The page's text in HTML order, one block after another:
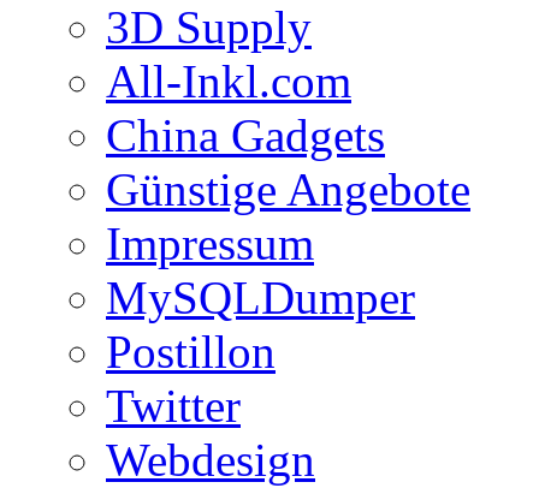
3D Supply
All-Inkl.com
China Gadgets
Günstige Angebote
Impressum
MySQLDumper
Postillon
Twitter
Webdesign